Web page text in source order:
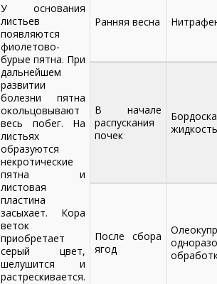
У основания
листьев
появляются
фиолетово-
бурые пятна. При
дальнейшем
развитии
болезни пятна
окольцовывают
весь побег. На
листьях
образуются
некротические
пятна и
листовая
пластина
засыхает. Кора
веток
приобретает
серый цвет,
шелушится и
растрескивается.
Ранняя весна
В начале
распускания
почек
После сбора
ягод